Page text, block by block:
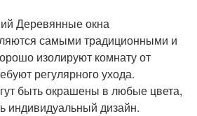
Деревянные окна
самыми традиционными и
изолируют комнату от
регулярного ухода.
быть окрашены в любые цвета,
индивидуальный дизайн.